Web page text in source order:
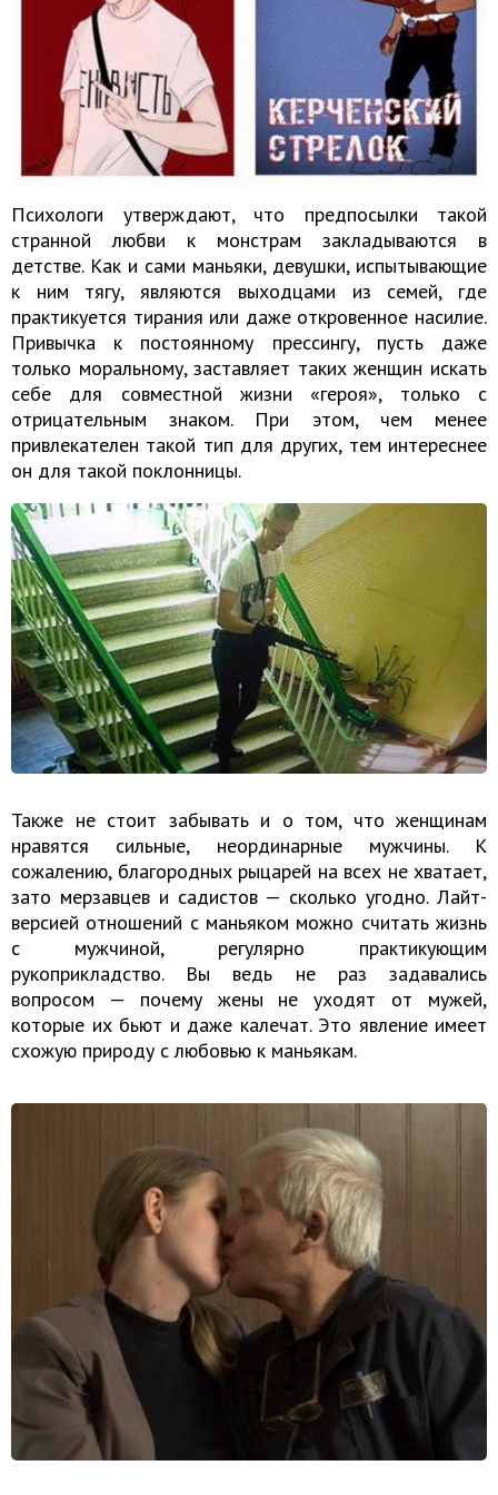
Психологи утверждают, что предпосылки такой
странной любви к монстрам закладываются в
детстве. Как и сами маньяки, девушки, испытывающие
к ним тягу, являются выходцами из семей, где
практикуется тирания или даже откровенное насилие.
Привычка к постоянному прессингу, пусть даже
только моральному, заставляет таких женщин искать
себе для совместной жизни «героя», только с
отрицательным знаком. При этом, чем менее
привлекателен такой тип для других, тем интереснее
он для такой поклонницы.
Также не стоит забывать и о том, что женщинам
нравятся сильные, неординарные мужчины. К
сожалению, благородных рыцарей на всех не хватает,
зато мерзавцев и садистов — сколько угодно. Лайт-
версией отношений с маньяком можно считать жизнь
с мужчиной, регулярно практикующим
рукоприкладство. Вы ведь не раз задавались
вопросом — почему жены не уходят от мужей,
которые их бьют и даже калечат. Это явление имеет
схожую природу с любовью к маньякам.